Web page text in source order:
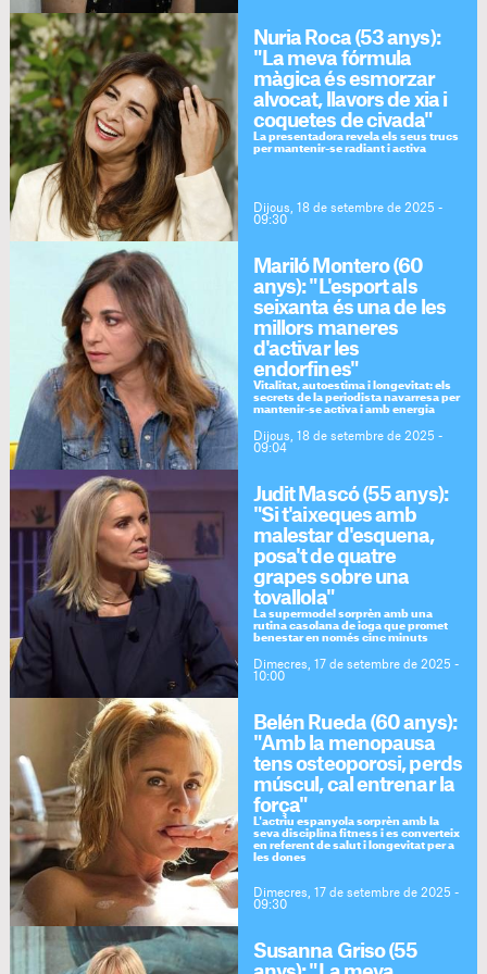
Nuria Roca (53 anys):
"La meva fórmula
màgica és esmorzar
alvocat, llavors de xia i
coquetes de civada"
La presentadora revela els seus trucs
per mantenir-se radiant i activa
Dijous, 18 de setembre de 2025 -
09:30
Mariló Montero (60
anys): "L'esport als
seixanta és una de les
millors maneres
d'activar les
endorfines"
Vitalitat, autoestima i longevitat: els
secrets de la periodista navarresa per
mantenir-se activa i amb energia
Dijous, 18 de setembre de 2025 -
09:04
Judit Mascó (55 anys):
"Si t'aixeques amb
malestar d'esquena,
posa't de quatre
grapes sobre una
tovallola"
La supermodel sorprèn amb una
rutina casolana de ioga que promet
benestar en només cinc minuts
Dimecres, 17 de setembre de 2025 -
10:00
Belén Rueda (60 anys):
"Amb la menopausa
tens osteoporosi, perds
múscul, cal entrenar la
força"
L'actriu espanyola sorprèn amb la
seva disciplina fitness i es converteix
en referent de salut i longevitat per a
les dones
Dimecres, 17 de setembre de 2025 -
09:30
Susanna Griso (55